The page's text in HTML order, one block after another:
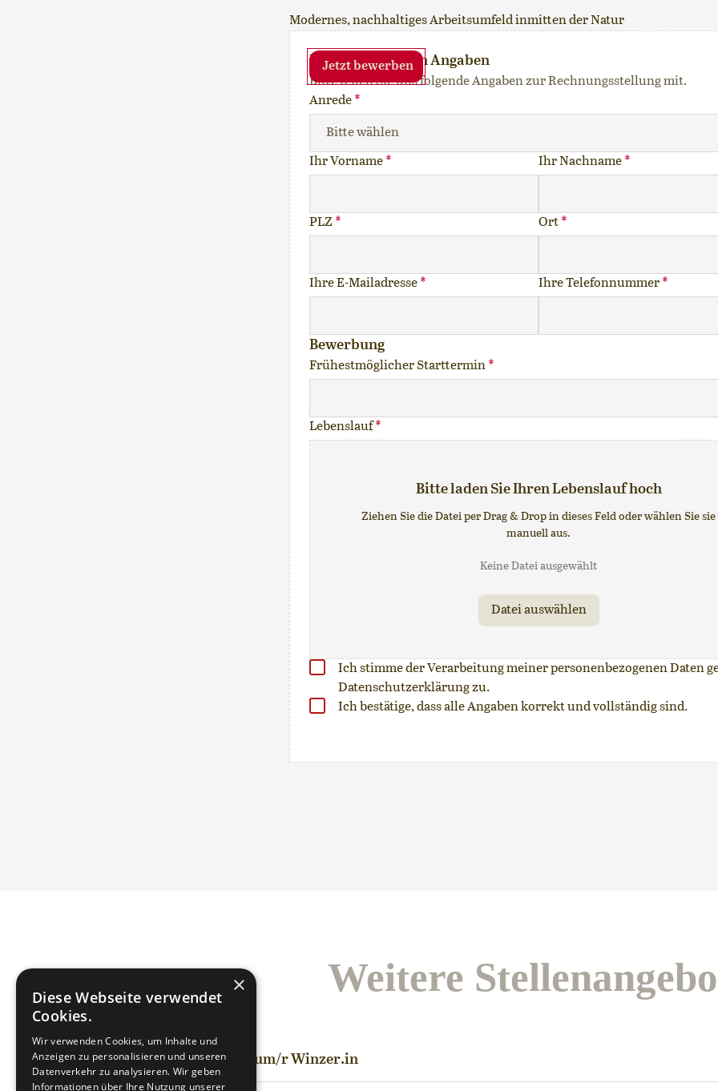
Modernes, nachhaltiges Arbeitsumfeld inmitten der Natur
Ihre persönlichen Angaben
Bitte teilen Sie uns folgende Angaben zur Rechnungsstellung mit.
Anrede *
Ihr Vorname * Ihr Nachname *
PLZ * Ort *
Ihre E-Mailadresse * Ihre Telefonnummer *
Bewerbung
Frühestmöglicher Starttermin *
Lebenslauf*
Bitte laden Sie Ihren Lebenslauf hoch
Ziehen Sie die Datei per Drag & Drop in dieses Feld oder wählen Sie sie
manuell aus.
Keine Datei ausgewählt
Datei auswählen
Ich stimme der Verarbeitung meiner personenbezogenen Daten
Datenschutzerklärung zu.
Ich bestätige, dass alle Angaben korrekt und vollständig sind.
Weitere
Ausbildung zum/r Winzer.in
×
Diese Webseite verwendet
Cookies.
Wir verwenden Cookies, um Inhalte und
Anzeigen zu personalisieren und unseren
Datenverkehr zu analysieren. Wir geben
Informationen über Ihre Nutzung unserer